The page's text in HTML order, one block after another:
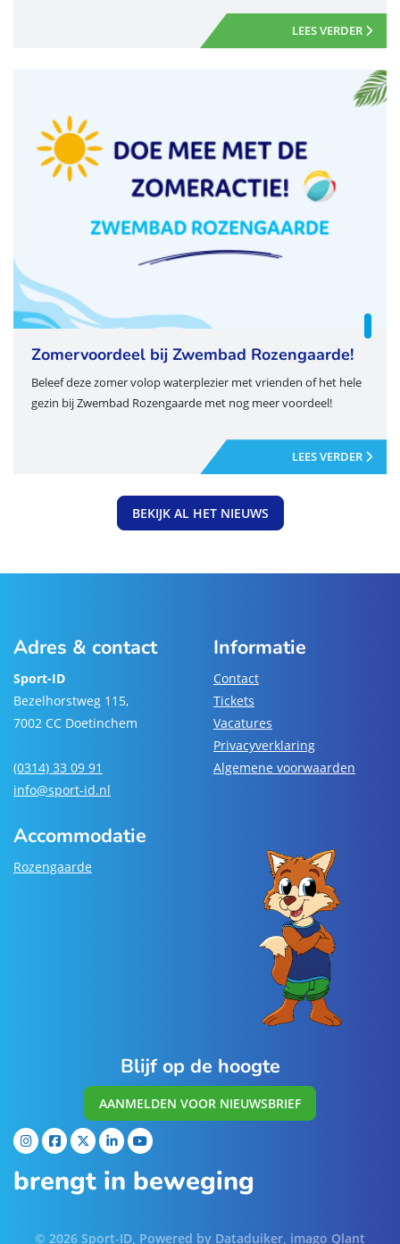
LEES VERDER
Zomervoordeel bij Zwembad Rozengaarde!
Beleef deze zomer volop waterplezier met vrienden of het hele
gezin bij Zwembad Rozengaarde met nog meer voordeel!
LEES VERDER
BEKIJK AL HET NIEUWS
Adres & contact
Sport-ID
Bezelhorstweg 115,
7002 CC Doetinchem
(0314) 33 09 91
info@sport-id.nl
Informatie
Contact
Tickets
Vacatures
Privacyverklaring
Algemene voorwaarden
Accommodatie
Rozengaarde
Blijf op de hoogte
AANMELDEN VOOR NIEUWSBRIEF
brengt in beweging
© 2026 Sport-ID, Powered by Dataduiker, imago Qlant